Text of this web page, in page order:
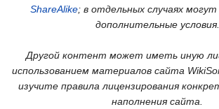
ShareAlike; в отдельных случаях
дополнительные условия.
Другой контент может иметь иную
использованием материалов сайта
изучите правила лицензирования
наполнения сайта.